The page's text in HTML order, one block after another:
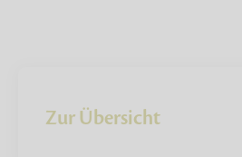
Zur Übersicht